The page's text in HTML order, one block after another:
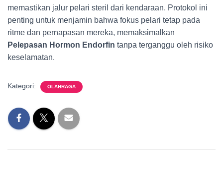
memastikan jalur pelari steril dari kendaraan. Protokol ini
penting untuk menjamin bahwa fokus pelari tetap pada
ritme dan pernapasan mereka, memaksimalkan
Pelepasan Hormon Endorfin tanpa terganggu oleh risiko
keselamatan.
Kategori: OLAHRAGA